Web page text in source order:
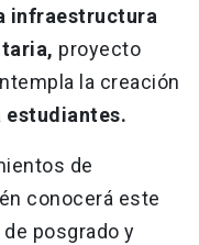
infraestructura
proyecto
la creación
estudiantes.
de
conocerá este
posgrado y